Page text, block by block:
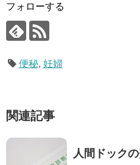
フォローする
便秘, 妊婦
関連記事
人間ドック